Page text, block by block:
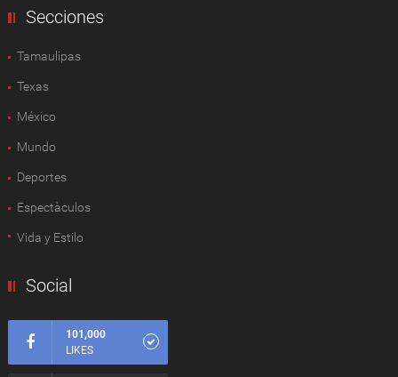
Secciones
Tamaulipas
Texas
México
Mundo
Deportes
Espectàculos
Vida y Estilo
Social
101,000
LIKES